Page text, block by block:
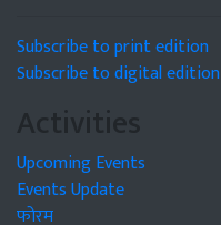
Subscribe to print edition
Subscribe to digital edition
Activities
Upcoming Events
Events Update
फोरम